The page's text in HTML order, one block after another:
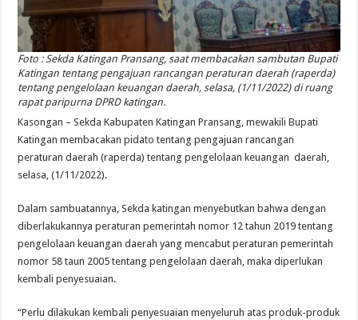
Foto : Sekda Katingan Pransang, saat membacakan sambutan Bupati
Katingan tentang pengajuan rancangan peraturan daerah (raperda)
tentang pengelolaan keuangan daerah, selasa, (1/11/2022) di ruang
rapat paripurna DPRD katingan.
Kasongan – Sekda Kabupaten Katingan Pransang, mewakili Bupati
Katingan membacakan pidato tentang pengajuan rancangan
peraturan daerah (raperda) tentang pengelolaan keuangan daerah,
selasa, (1/11/2022).
Dalam sambuatannya, Sekda katingan menyebutkan bahwa dengan
diberlakukannya peraturan pemerintah nomor 12 tahun 2019 tentang
pengelolaan keuangan daerah yang mencabut peraturan pemerintah
nomor 58 taun 2005 tentang pengelolaan daerah, maka diperlukan
kembali penyesuaian.
“Perlu dilakukan kembali penyesuaian menyeluruh atas produk-produk